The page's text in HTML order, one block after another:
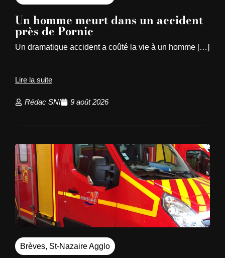
Un homme meurt dans un accident
près de Pornic
Un dramatique accident a coûté la vie à un homme […]
Lire la suite
Rédac SNI 9 août 2026
Brèves, St-Nazaire Agglo